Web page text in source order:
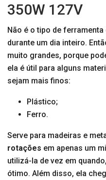
350W 127V
Não é o tipo de
durante um dia inteiro.
muito grandes, porque
ela é útil para alguns
sejam mais finos:
Plástico;
Ferro.
Serve para madeiras e
rotações em apenas um
utilizá-la de vez em
ótimo. Além disso, ela